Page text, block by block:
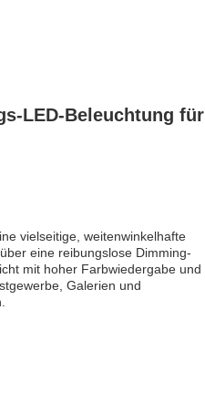
LED-Beleuchtung für
vielseitige, weitenwinkelhafte
eine reibungslose Dimming-
mit hoher Farbwiedergabe und
Galerien und